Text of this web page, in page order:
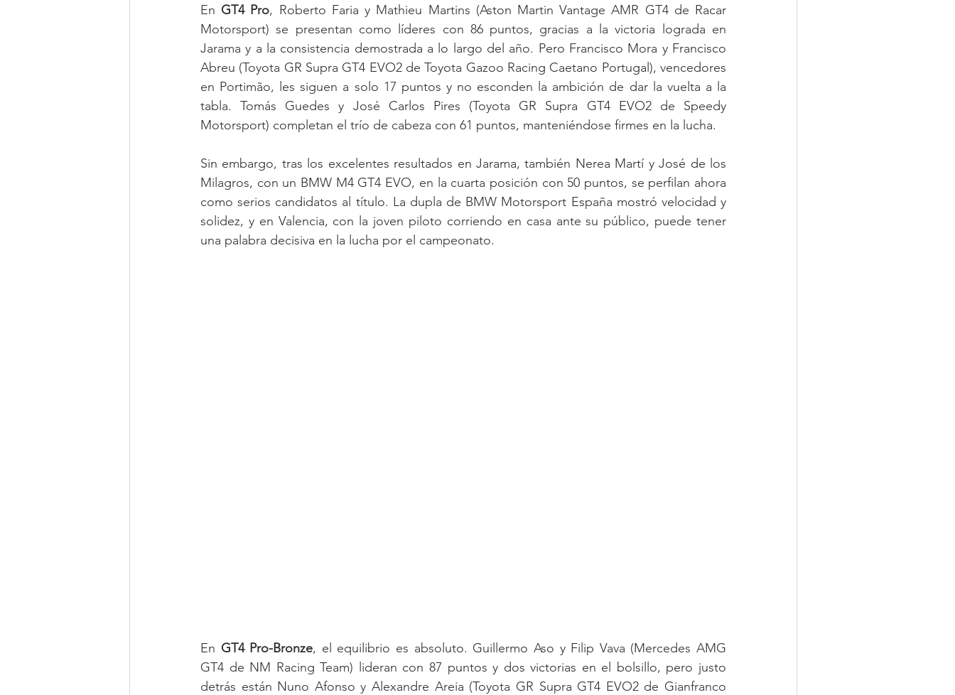
En GT4 Pro, Roberto Faria y Mathieu Martins (Aston Martin Vantage AMR GT4 de Racar
Motorsport) se presentan como líderes con 86 puntos, gracias a la victoria lograda en
Jarama y a la consistencia demostrada a lo largo del año. Pero Francisco Mora y Francisco
Abreu (Toyota GR Supra GT4 EVO2 de Toyota Gazoo Racing Caetano Portugal), vencedores
en Portimão, les siguen a solo 17 puntos y no esconden la ambición de dar la vuelta a la
tabla. Tomás Guedes y José Carlos Pires (Toyota GR Supra GT4 EVO2 de Speedy
Motorsport) completan el trío de cabeza con 61 puntos, manteniéndose firmes en la lucha.
Sin embargo, tras los excelentes resultados en Jarama, también Nerea Martí y José de los
Milagros, con un BMW M4 GT4 EVO, en la cuarta posición con 50 puntos, se perfilan ahora
como serios candidatos al título. La dupla de BMW Motorsport España mostró velocidad y
solidez, y en Valencia, con la joven piloto corriendo en casa ante su público, puede tener
una palabra decisiva en la lucha por el campeonato.
En GT4 Pro-Bronze, el equilibrio es absoluto. Guillermo Aso y Filip Vava (Mercedes AMG
GT4 de NM Racing Team) lideran con 87 puntos y dos victorias en el bolsillo, pero justo
detrás están Nuno Afonso y Alexandre Areia (Toyota GR Supra GT4 EVO2 de Gianfranco